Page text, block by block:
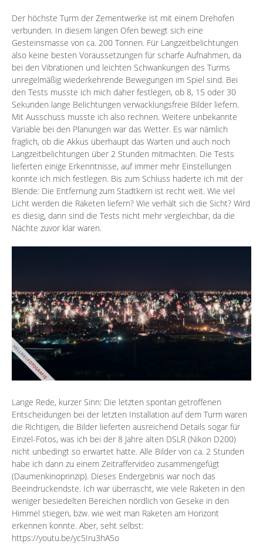
Der höchste Turm der Zementwerke ist mit einem Drehofen
verbunden. In diesem langen Ofen bewegt sich eine
Gesteinsmasse von ca. 200 Tonnen. Für Langzeitbelichtungen
also keine besten Voraussetzungen für scharfe Aufnahmen, da
bei den Vibrationen und leichten Schwankungen des Turms
unregelmäßig wiederkehrende Bewegungen im Spiel sind. Bei
den Tests musste ich mich daher festlegen, ob 8, 15 oder 30
Sekunden lange Belichtungen verwacklungsfreie Bilder liefern.
Mit Ausschuss musste ich also rechnen. Weitere unbekannte
Variable bei den Planungen war das Wetter. Es war nämlich
fraglich, ob die Akkus überhaupt das Warten und auch noch
Langzeitbelichtungen über 2 Stunden mitmachten. Die Tests
lieferten einige Erkenntnisse, auf immer mehr Einstellungen
konnte ich mich festlegen. Bis zum Schluss haderte ich mit der
Blende: Die Entfernung zum Stadtkern ist recht weit. Wie viel
Licht werden die Raketen liefern? Wie verhält sich die Sicht? Wird
es diesig, dann sind die Tests nicht mehr vergleichbar, da die
Nächte zuvor klar waren.
Lange Rede, kurzer Sinn: Die letzten spontan getroffenen
Entscheidungen bei der letzten Installation auf dem Turm waren
die Richtigen, die Bilder lieferten ausreichend Details sogar für
Einzel-Fotos, was ich bei der 8 Jahre alten DSLR (Nikon D200)
nicht unbedingt so erwartet hatte. Alle Bilder von ca. 2 Stunden
habe ich dann zu einem Zeitraffervideo zusammengefügt
(Daumenkinoprinzip). Dieses Endergebnis war noch das
Beeindruckendste. Ich war überrascht, wie viele Raketen in den
weniger besiedelten Bereichen nördlich von Geseke in den
Himmel stiegen, bzw. wie weit man Raketen am Horizont
erkennen konnte. Aber, seht selbst:
https://youtu.be/yc5Iru3hA5o